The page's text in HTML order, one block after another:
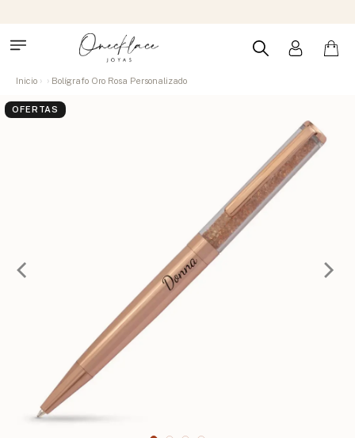
Inicio Bolígrafo Oro Rosa Personalizado
OFERTAS